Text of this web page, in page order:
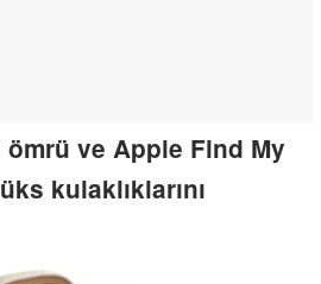
ve Apple Find My
kulaklıklarını